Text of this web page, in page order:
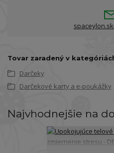
Tovar zaradený v
Darčeky
Darčekové karty a e-poukážky
Najvhodnejšie na